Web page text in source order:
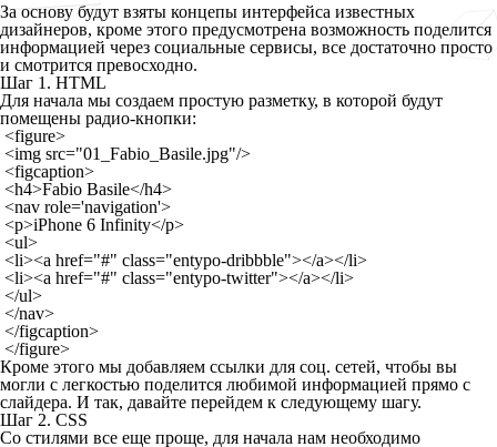
За основу будут взяты концепы интерфейса известных
дизайнеров, кроме этого предусмотрена возможность поделится
информацией через социальные сервисы, все достаточно просто
и смотрится превосходно.
Шаг 1. HTML
Для начала мы создаем простую разметку, в которой будут
помещены радио-кнопки:
<figure>
<img src="01_Fabio_Basile.jpg"/>
<figcaption>
<h4>Fabio Basile</h4>
<nav role='navigation'>
<p>iPhone 6 Infinity</p>
<ul>
<li><a href="#" class="entypo-dribbble"></a></li>
<li><a href="#" class="entypo-twitter"></a></li>
</ul>
</nav>
</figcaption>
</figure>
Кроме этого мы добавляем ссылки для соц. сетей, чтобы вы
могли с легкостью поделится любимой информацией прямо с
слайдера. И так, давайте перейдем к следующему шагу.
Шаг 2. CSS
Со стилями все еще проще, для начала нам необходимо